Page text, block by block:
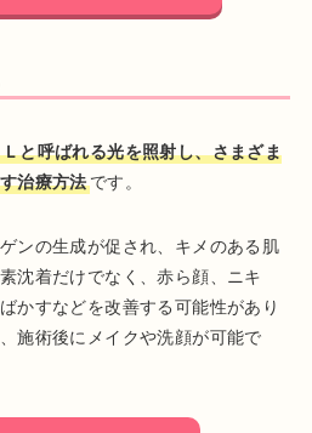
と呼ばれる光を照射し、さまざま
治療方法です。
ンの生成が促され、キメのある肌
沈着だけでなく、赤ら顔、ニキ
かすなどを改善する可能性があり
施術後にメイクや洗顔が可能で